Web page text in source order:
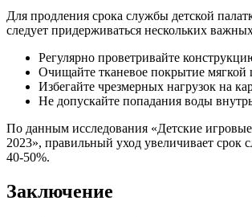
Для продления срока службы детской
следует придерживаться нескольких
Регулярно проветривайте
Очищайте тканевое покрытие мягкой
Избегайте чрезмерных нагрузок на
Не допускайте попадания воды
По данным исследования «Детские
2023», правильный уход увеличивает срок
40-50%.
Заключение